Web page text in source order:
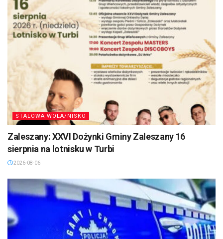
STALOWA WOLA/NISKO
Zaleszany: XXVI Dożynki Gminy Zaleszany 16
sierpnia na lotnisku w Turbi
2026-08-06